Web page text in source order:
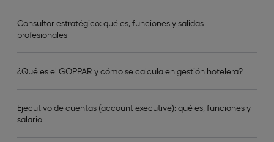
Consultor estratégico: qué es, funciones y salidas
profesionales
¿Qué es el GOPPAR y cómo se calcula en gestión hotelera?
Ejecutivo de cuentas (account executive): qué es, funciones y
salario